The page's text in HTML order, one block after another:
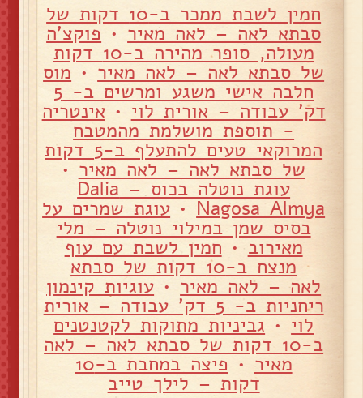
חמין לשבת ממכר ב-10 דקות של
סבתא לאה – לאה מאיר • פוקצ'ה
מעולה, סופר מהירה ב-10 דקות
של סבתא לאה – לאה מאיר • מוס
חלבה אישי משגע ומרשים ב- 5
דק' עבודה – אורית לוי •אינטריה
- תוספת מושלמת מהמטבח
המרוקאי טעים להתעלף ב-5 דקות
של סבתא לאה – לאה מאיר •
עוגת נוטלה בכוס – Dalia
Nagosa Almya
• עוגת שמרים על
בסיס שמן במילוי נוטלה – מלי
מאירוב• חמין לשבת עם עוף
מנצח ב-10 דקות של סבתא
לאה – לאה מאיר • עוגיות קינמון
ריחניות ב- 5 דק' עבודה – אורית
לוי • גביניות מתוקות לקטנטנים
ב-10 דקות של סבתא לאה – לאה
מאיר • פיצה במחבת ב-10
דקות – לילך טייב